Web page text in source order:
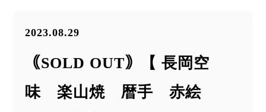
2023.08.29
｟SOLD OUT｠【 長岡空
味 楽山焼 暦手 赤絵